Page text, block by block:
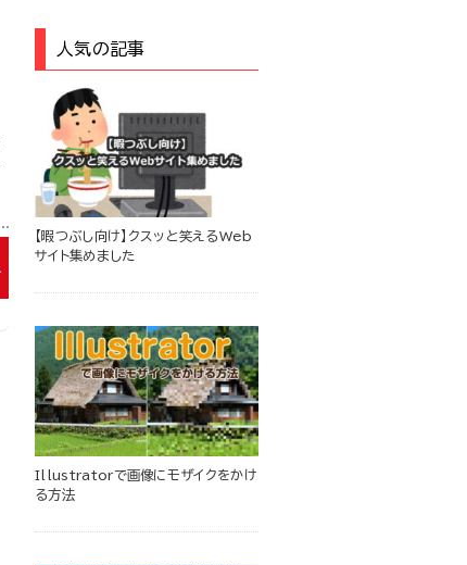
人気の記事
【暇つぶし向け】クスッと笑えるWeb
サイト集めました
Illustratorで画像にモザイクをかけ
る方法